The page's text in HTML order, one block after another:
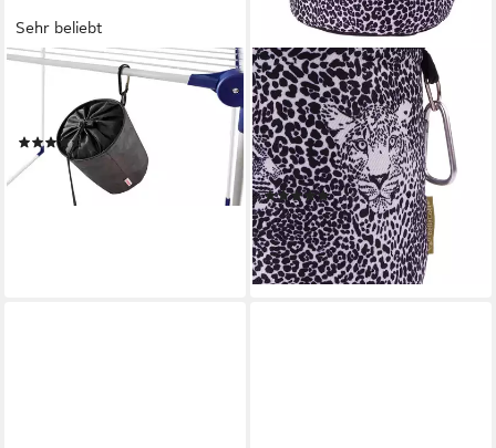
Sehr beliebt
LEIFHEIT
Hängeaufbewahrung
Wäscheklammerbeutel
(90)
ab 14,18 €
lieferbar - in 3-4 Werktagen bei dir
BELLACOTT
Wäscheklammern
Wäscheklammerbeutel aus
Baumwolle mit zwei
Karabinerhaken
(22)
16,95 €
lieferbar - in 4-5 Werktagen bei dir
+17